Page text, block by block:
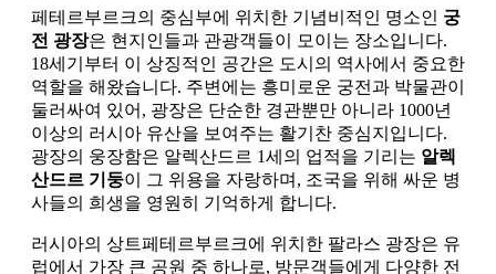
페테르부르크의 중심부에 위치한 기념비적인 명소인 궁
전 광장은 현지인들과 관광객들이 모이는 장소입니다.
18세기부터 이 상징적인 공간은 도시의 역사에서 중요한
역할을 해왔습니다. 주변에는 흥미로운 궁전과 박물관이
둘러싸여 있어, 광장은 단순한 경관뿐만 아니라 1000년
이상의 러시아 유산을 보여주는 활기찬 중심지입니다.
광장의 웅장함은 알렉산드르 1세의 업적을 기리는 알렉
산드르 기둥이 그 위용을 자랑하며, 조국을 위해 싸운 병
사들의 희생을 영원히 기억하게 합니다.
러시아의 상트페테르부르크에 위치한 팔라스 광장은 유
럽에서 가장 큰 공원 중 하나로, 방문객들에게 다양한 전